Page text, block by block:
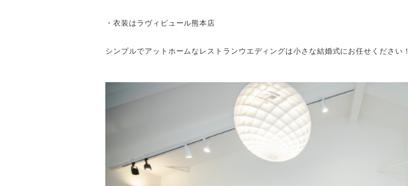
・衣装はラヴィピュール熊本店
シンプルでアットホームなレストランウエディングは小さな結婚式にお任せください！